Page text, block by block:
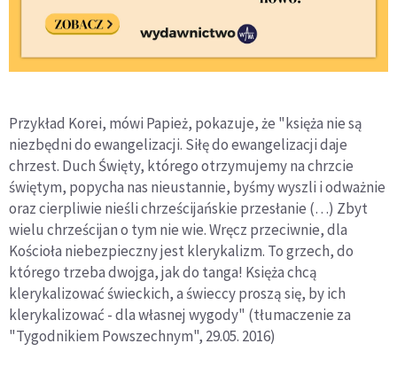
Przykład Korei, mówi Papież, pokazuje, że "księża nie są
niezbędni do ewangelizacji. Siłę do ewangelizacji daje
chrzest. Duch Święty, którego otrzymujemy na chrzcie
świętym, popycha nas nieustannie, byśmy wyszli i odważnie
oraz cierpliwie nieśli chrześcijańskie przesłanie (…) Zbyt
wielu chrześcijan o tym nie wie. Wręcz przeciwnie, dla
Kościoła niebezpieczny jest klerykalizm. To grzech, do
którego trzeba dwojga, jak do tanga! Księża chcą
klerykalizować świeckich, a świeccy proszą się, by ich
klerykalizować - dla własnej wygody" (tłumaczenie za
"Tygodnikiem Powszechnym", 29.05. 2016)